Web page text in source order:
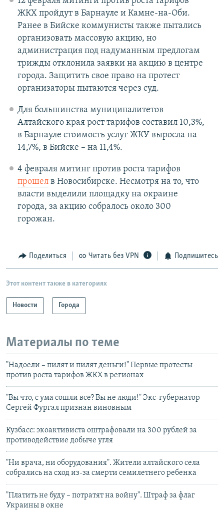
ЖКХ пройдут в Барнауле и Камне-на-Оби.
Ранее в Бийске коммунисты также пытались
организовать массовую акцию, но
администрация под надуманным предлогам
трижды отклонила заявки на акцию в центре
города. Защитить свое право на протест
организаторы пытаются через суд.
Для большинства муниципалитетов
Алтайского края рост тарифов составил 10,3%,
в Барнауле стоимость услуг ЖКУ выросла на
14,7%, в Бийске – на 11,4%.
4 февраля митинг против роста тарифов
прошелв Новосибирске. Несмотря на то, что
власти выделили площадку на окраине
города, за акцию собралось около 300
горожан.
Поделиться Читать без VPN Подпишитесь
Этот контент также в категориях
Новости Города
Материалы по теме
"Надоели – пилят и пилят деньги!" Первые протесты
против роста тарифов ЖКХ в регионах
"Вы что, с ума сошли все? Вы не люди!" Экс-губернатор
Сергей Фургал признан виновным
Кузбасс: экоактивиста оштрафовали на 300 рублей за
противодействие добыче угля
"Ни врача, ни оборудования". Жители алтайского села
собрались на сход из-за смерти семилетнего ребенка
"Платить не буду – потратят на войну". Штраф за флаг
Украины в окне